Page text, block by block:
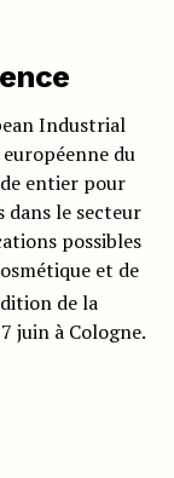
Industrial
du
entier pour
dans le secteur
possibles
et de
de la
juin à Cologne.